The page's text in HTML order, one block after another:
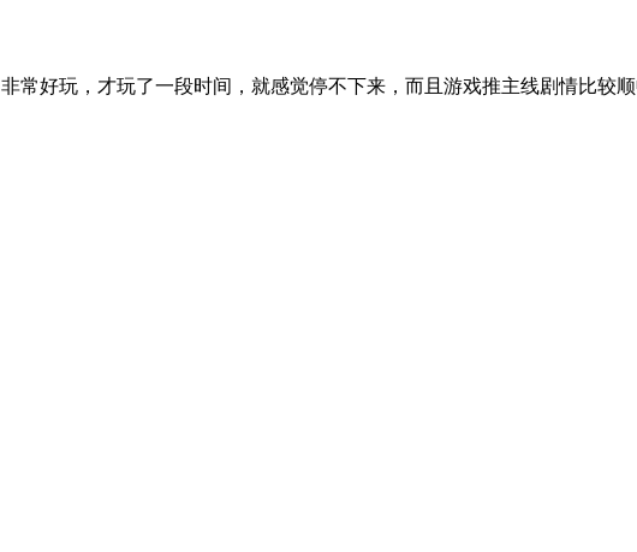
常好玩，才玩了一段时间，就感觉停不下来，而且游戏推主线剧情比较